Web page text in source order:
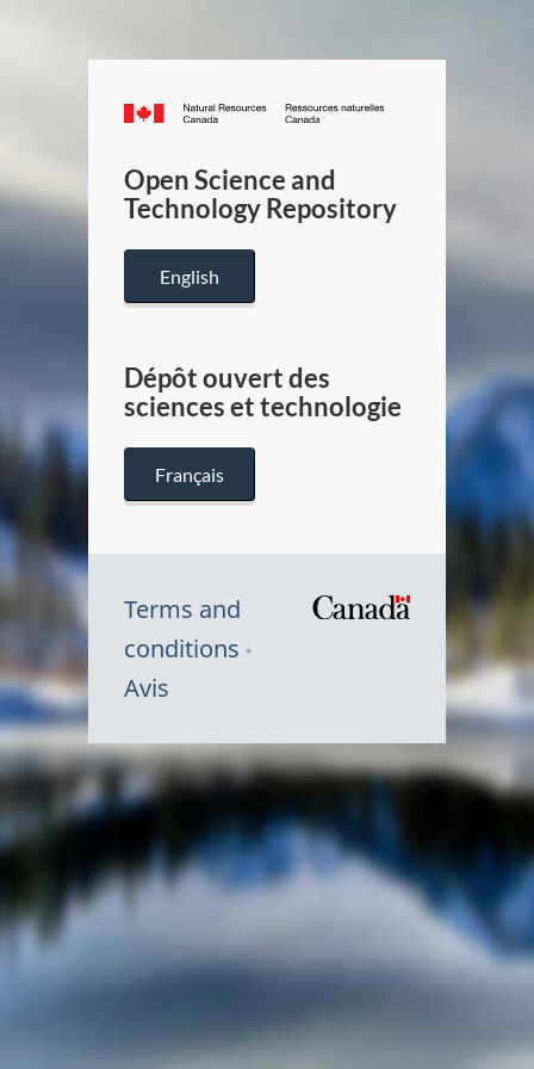
Canada.ca
/
Canada
Open Science and
Technology Repository
English
Dépôt ouvert des
sciences et technologie
Français
Terms and
conditions
Avis
Symbole
du
Canada